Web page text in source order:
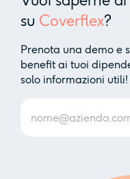
su Coverflex?
Prenota una demo e
benefit ai tuoi
solo informazioni utili!